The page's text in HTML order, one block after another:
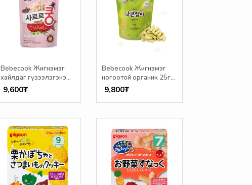
Bebecook Жигнэмэг
хайлдаг гүзээлзгэнэ
23г /12+ сар/
9,600₮
Bebecook Жигнэмэг
ногоотой органик 25г
/7+ сар/
9,800₮